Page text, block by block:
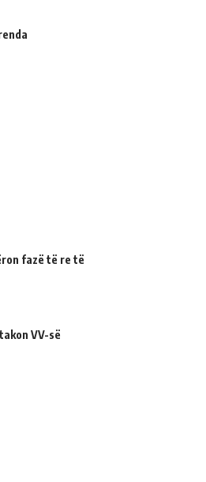
fazë të re të
VV-së